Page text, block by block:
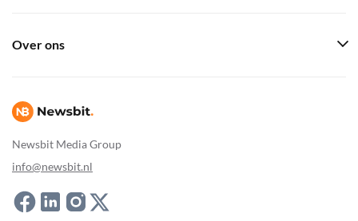
Newsbit Media Group
info@newsbit.nl
Over ons